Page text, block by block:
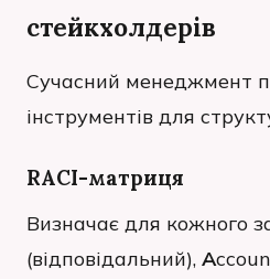
стейкхолдерів
Сучасний менеджмент
інструментів для
RACI-матриця
Визначає для кожного
(відповідальний), A